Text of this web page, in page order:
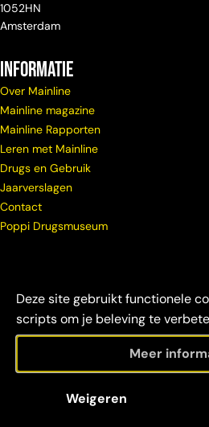
Deze site gebruikt functionele
scripts om je beleving te
Meer
Weigeren
1052HN
Amsterdam
Informatie
Over Mainline
Mainline magazine
Mainline Rapporten
Leren met Mainline
Drugs en Gebruik
Jaarverslagen
Contact
Poppi Drugsmuseum
Mainline 2026
verantwoordelijkheid